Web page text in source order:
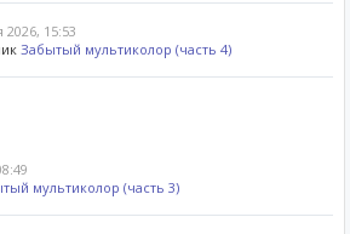
15:53
Забытый мультиколор (часть 4)
мультиколор (часть 3)